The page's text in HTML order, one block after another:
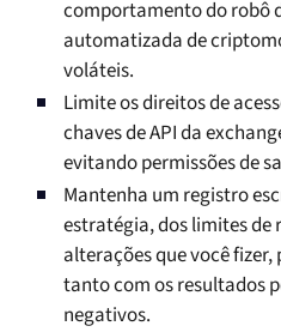
comportamento do robô
automatizada de
voláteis.
Limite os direitos de
chaves de API da
evitando permissões de
Mantenha um registro
estratégia, dos limites de
alterações que você
tanto com os resultados
negativos.